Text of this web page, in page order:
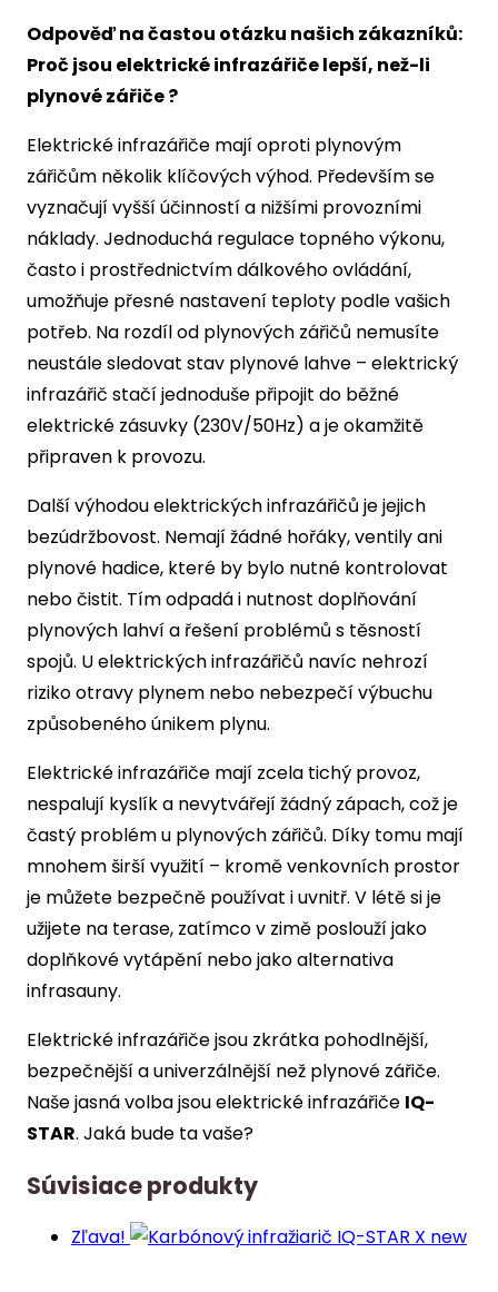
Odpověď na častou otázku našich zákazníků:
Proč jsou elektrické infrazářiče lepší, než-li
plynové zářiče ?
Elektrické infrazářiče mají oproti plynovým
zářičům několik klíčových výhod. Především se
vyznačují vyšší účinností a nižšími provozními
náklady. Jednoduchá regulace topného výkonu,
často i prostřednictvím dálkového ovládání,
umožňuje přesné nastavení teploty podle vašich
potřeb. Na rozdíl od plynových zářičů nemusíte
neustále sledovat stav plynové lahve – elektrický
infrazářič stačí jednoduše připojit do běžné
elektrické zásuvky (230V/50Hz) a je okamžitě
připraven k provozu.
Další výhodou elektrických infrazářičů je jejich
bezúdržbovost. Nemají žádné hořáky, ventily ani
plynové hadice, které by bylo nutné kontrolovat
nebo čistit. Tím odpadá i nutnost doplňování
plynových lahví a řešení problémů s těsností
spojů. U elektrických infrazářičů navíc nehrozí
riziko otravy plynem nebo nebezpečí výbuchu
způsobeného únikem plynu.
Elektrické infrazářiče mají zcela tichý provoz,
nespalují kyslík a nevytvářejí žádný zápach, což je
častý problém u plynových zářičů. Díky tomu mají
mnohem širší využití – kromě venkovních prostor
je můžete bezpečně používat i uvnitř. V létě si je
užijete na terase, zatímco v zimě poslouží jako
doplňkové vytápění nebo jako alternativa
infrasauny.
Elektrické infrazářiče jsou zkrátka pohodlnější,
bezpečnější a univerzálnější než plynové zářiče.
Naše jasná volba jsou elektrické infrazářiče IQ-
STAR. Jaká bude ta vaše?
Súvisiace produkty
Zľava!